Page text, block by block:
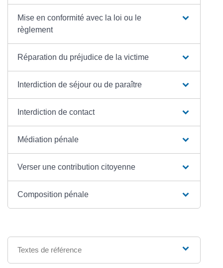
Mise en conformité avec la loi ou le
règlement
Réparation du préjudice de la victime
Interdiction de séjour ou de paraître
Interdiction de contact
Médiation pénale
Verser une contribution citoyenne
Composition pénale
Textes de référence